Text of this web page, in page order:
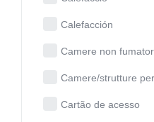
Calefacción
Camere non
Camere/strutture
Cartão de acesso